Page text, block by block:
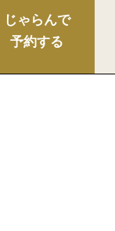
じゃらんで
予約する